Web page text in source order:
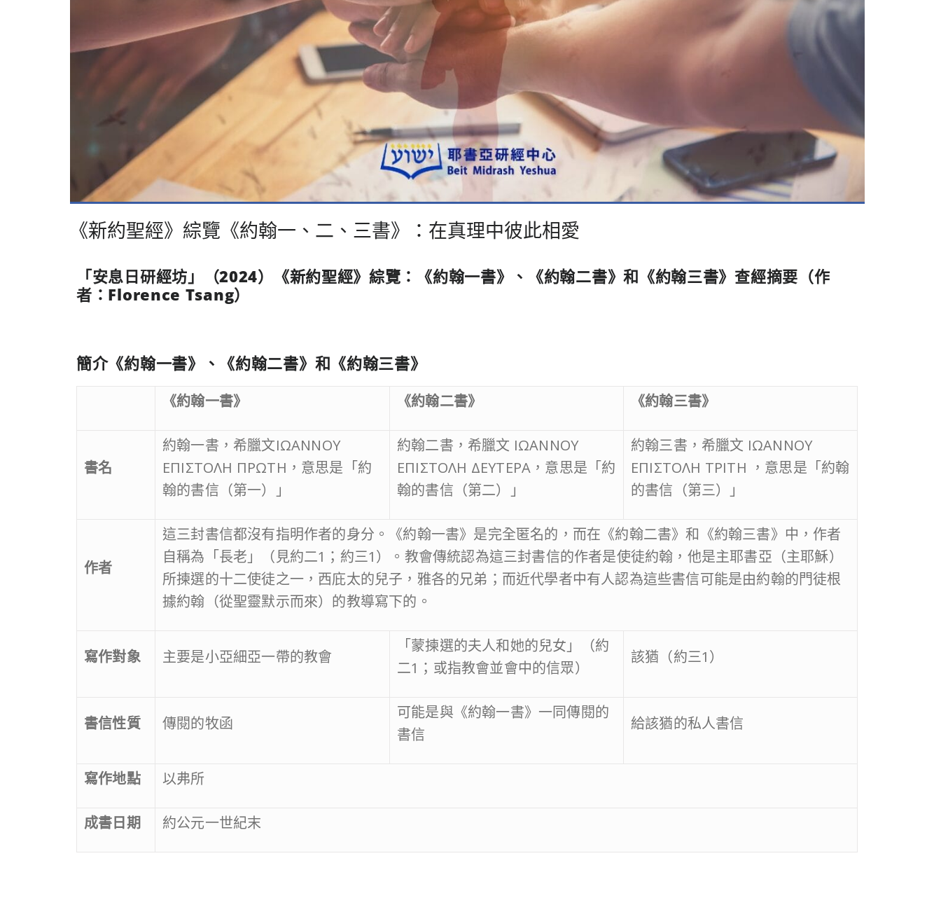
《新約聖經》綜覽《約翰一、二、三書》：在真理中彼此相愛
「安息日研經坊」（2024）《新約聖經》綜覽：《約翰一書》、《約翰二書》和《約翰三書》查經摘要（作
者： Florence Tsang）
簡介《約翰一書》、《約翰二書》和《約翰三書》
《約翰一書》 《約翰二書》 《約翰三書》
書名
約翰一書，希臘文ΙΩΑΝΝΟΥ
ΕΠΙΣΤΟΛΗ ΠΡΩΤΗ，意思是「約
翰的書信（第一）」
約翰二書，希臘文 ΙΩΑΝΝΟΥ
ΕΠΙΣΤΟΛΗ ΔΕΥΤΕΡΑ，意思是「約
翰的書信（第二）」
約翰三書，希臘文 ΙΩΑΝΝΟΥ
ΕΠΙΣΤΟΛΗ ΤΡΙΤΗ ，意思是「約翰
的書信（第三）」
作者
這三封書信都沒有指明作者的身分。《約翰一書》是完全匿名的，而在《約翰二書》和《約翰三書》中，作者
自稱為「長老」（見約二1；約三1）。教會傳統認為這三封書信的作者是使徒約翰，他是主耶書亞（主耶穌）
所揀選的十二使徒之一，西庇太的兒子，雅各的兄弟；而近代學者中有人認為這些書信可能是由約翰的門徒根
據約翰（從聖靈默示而來）的教導寫下的。
寫作對象 主要是小亞細亞一帶的教會
「蒙揀選的夫人和她的兒女」（約
二1；或指教會並會中的信眾）
該猶（約三1）
書信性質 傳閱的牧函
可能是與《約翰一書》一同傳閱的
書信
給該猶的私人書信
寫作地點 以弗所
成書日期 約公元一世紀末